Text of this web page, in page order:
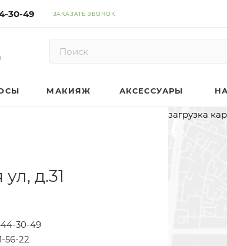
30-49 ЗАКАЗАТЬ ЗВОНОК
МАКИЯЖ АКСЕССУАРЫ
д.31
30-49
56-22
загрузка